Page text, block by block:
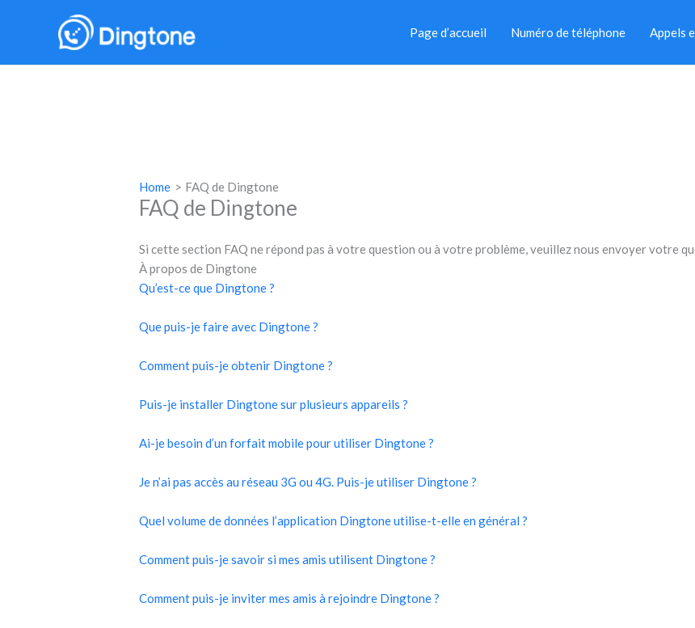
Page d’accueil Numéro de téléphone Appels
Home FAQ de Dingtone
FAQ de Dingtone
Si cette section FAQ ne répond pas à votre question ou à votre problème, veuillez nous envoyer votre
À propos de Dingtone
Qu’est-ce que Dingtone ?
Que puis-je faire avec Dingtone ?
Comment puis-je obtenir Dingtone ?
Puis-je installer Dingtone sur plusieurs appareils ?
Ai-je besoin d’un forfait mobile pour utiliser Dingtone ?
Je n’ai pas accès au réseau 3G ou 4G. Puis-je utiliser Dingtone ?
Quel volume de données l’application Dingtone utilise-t-elle en général ?
Comment puis-je savoir si mes amis utilisent Dingtone ?
Comment puis-je inviter mes amis à rejoindre Dingtone ?